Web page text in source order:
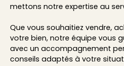
mettons notre expertise au
Que vous souhaitiez vendre,
votre bien, notre équipe vous
avec un accompagnement
conseils adaptés à votre